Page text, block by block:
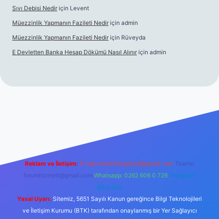
Sıvı Debisi Nedir için Levent
Müezzinlik Yapmanın Fazileti Nedir için admin
Müezzinlik Yapmanın Fazileti Nedir için Rüveyda
E Devletten Banka Hesap Dökümü Nasıl Alınır için admin
Reklam ve İletişim: E-mail: backlinkpaneli@gmail.com Teams:
forumhizmeti@gmail.com Whatsapp: 0262 606 0 726 Telegram:
@karabul
Yasal Uyarı: Sitemiz, 5651 Sayılı Kanun gereğince Bilgi Teknolojileri
ve İletişim Kurumu (BTK) tarafından onaylanmış bir Yer Sağlayıcı